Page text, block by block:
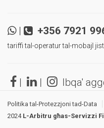
| +356 7921
tariffi tal-operatur tal-mobajl
| | Ibqa'
Politika tal-Protezzjoni tad-Data
2024L-Arbitru għas-Servizzi